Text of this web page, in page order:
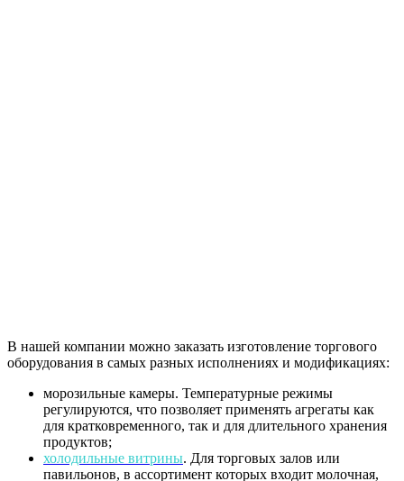
В нашей компании можно заказать изготовление торгового
оборудования в самых разных исполнениях и модификациях:
морозильные камеры. Температурные режимы
регулируются, что позволяет применять агрегаты как
для кратковременного, так и для длительного хранения
продуктов;
холодильные витрины. Для торговых залов или
павильонов, в ассортимент которых входит молочная,